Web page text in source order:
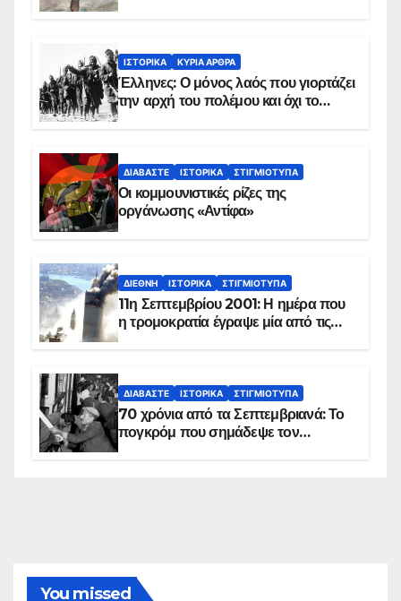
ΙΣΤΟΡΙΚΆ ΚΥΡΙΑ ΑΡΘΡΑ
Έλληνες: Ο μόνος λαός που γιορτάζει
την αρχή του πολέμου και όχι το
ΔΙΑΒΆΣΤΕ ΙΣΤΟΡΙΚΆ ΣΤΙΓΜΙΌΤΥΠΑ
Οι κομμουνιστικές ρίζες της
οργάνωσης «Αντίφα»
ΔΙΕΘΝΉ ΙΣΤΟΡΙΚΆ ΣΤΙΓΜΙΌΤΥΠΑ
11η Σεπτεμβρίου 2001: Η ημέρα που
η τρομοκρατία έγραψε μία από τις
ΔΙΑΒΆΣΤΕ ΙΣΤΟΡΙΚΆ ΣΤΙΓΜΙΌΤΥΠΑ
70 χρόνια από τα Σεπτεμβριανά: Το
πογκρόμ που σημάδεψε τον
You missed